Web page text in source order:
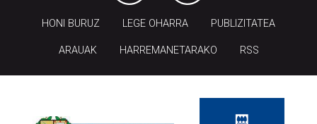
HONI BURUZ LEGE OHARRA PUBLIZITATEA
ARAUAK HARREMANETARAKO RSS